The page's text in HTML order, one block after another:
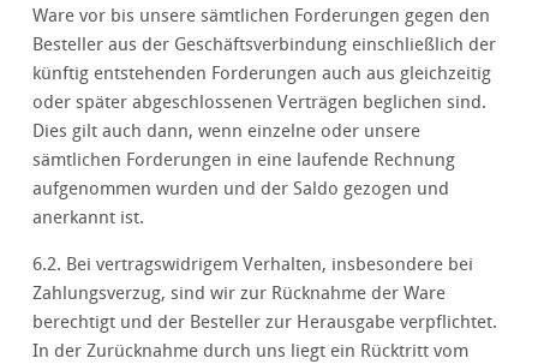
Ware vor bis unsere sämtlichen Forderungen gegen den
Besteller aus der Geschäftsverbindung einschließlich der
künftig entstehenden Forderungen auch aus gleichzeitig
oder später abgeschlossenen Verträgen beglichen sind.
Dies gilt auch dann, wenn einzelne oder unsere
sämtlichen Forderungen in eine laufende Rechnung
aufgenommen wurden und der Saldo gezogen und
anerkannt ist.
6.2. Bei vertragswidrigem Verhalten, insbesondere bei
Zahlungsverzug, sind wir zur Rücknahme der Ware
berechtigt und der Besteller zur Herausgabe verpflichtet.
In der Zurücknahme durch uns liegt ein Rücktritt vom